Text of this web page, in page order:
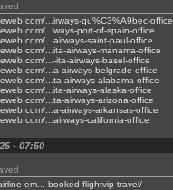
...irways-qu%C3%A9bec-office
...ways-port-of-spain-office
...airways-saint-paul-office
...ita-airways-manama-office
...-ita-airways-basel-office
...a-airways-belgrade-office
...ta-airways-alabama-office
...ita-airways-alaska-office
...ta-airways-arizona-office
...a-airways-arkansas-office
...airways-california-office
- 07:50
em...-booked-flightvip-travel/